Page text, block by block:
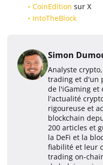
CoinEdition sur X
IntoTheBlock
Simon
Analyste
trading et d'un
de l'iGaming et
l'actualité
rigoureuse et
blockchain
200 articles et
la DeFi et la
fiabilité et leur
trading on-